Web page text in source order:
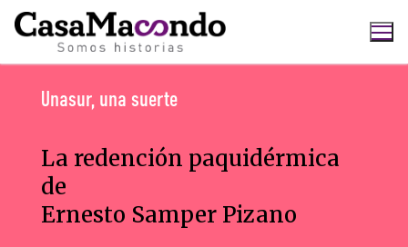
contenido
Unasur, una suerte
La redención paquidérmica
de
Ernesto Samper Pizano